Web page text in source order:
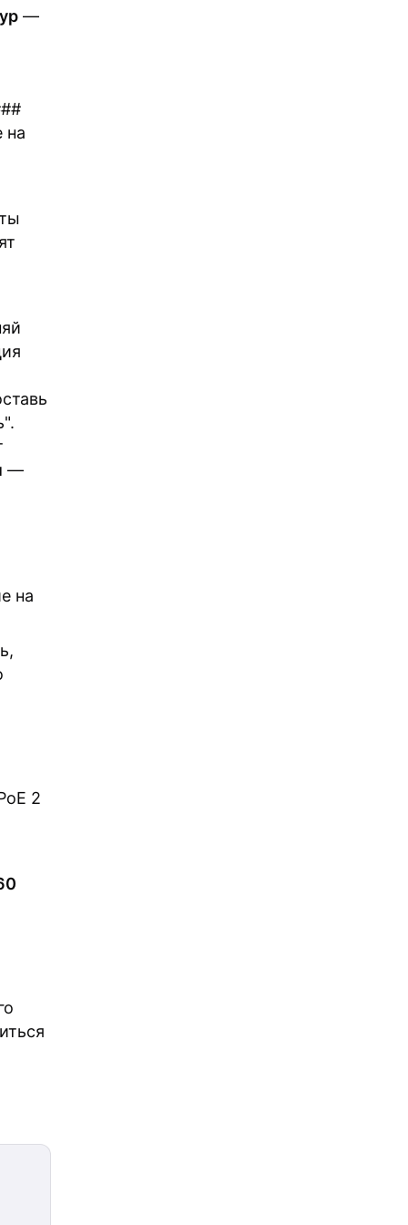
—
на
—
на
2